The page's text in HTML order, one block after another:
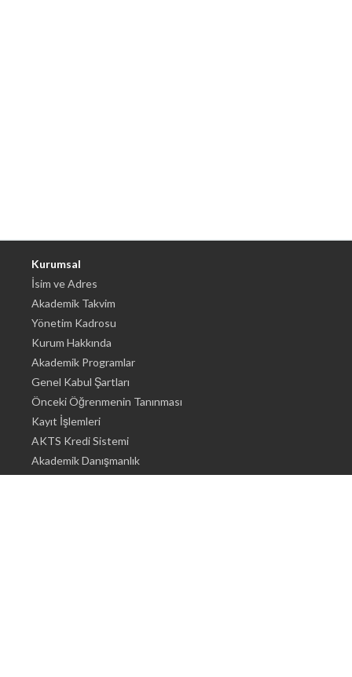
Kurumsal
İsim ve Adres
Akademik Takvim
Yönetim Kadrosu
Kurum Hakkında
Akademik Programlar
Genel Kabul Şartları
Önceki Öğrenmenin Tanınması
Kayıt İşlemleri
AKTS Kredi Sistemi
Akademik Danışmanlık